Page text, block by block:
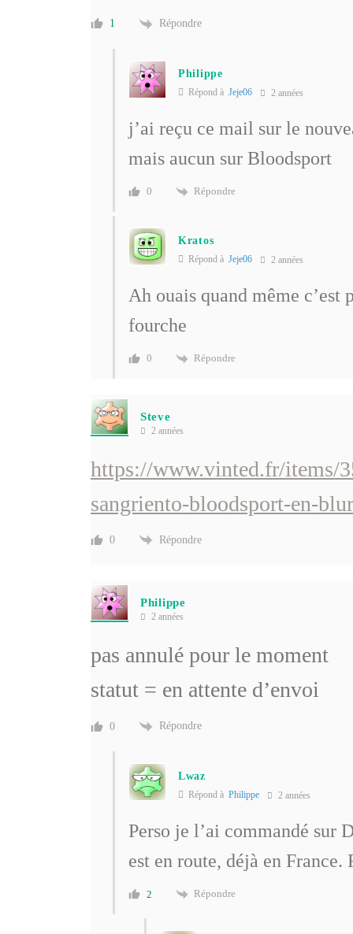
1 Répondre
Philippe
Répond à Jeje06 2 années
j’ai reçu ce mail sur le
mais aucun sur Bloodsport
0 Répondre
Kratos
Répond à Jeje06 2 années
Ah ouais quand même c’est
fourche
0 Répondre
Steve
2 années
https://www.vinted.fr/items/
sangriento-bloodsport-en-
0 Répondre
Philippe
2 années
pas annulé pour le moment
statut = en attente d’envoi
0 Répondre
Lwaz
Répond à Philippe 2 années
Perso je l’ai commandé sur
est en route, déjà en
2 Répondre